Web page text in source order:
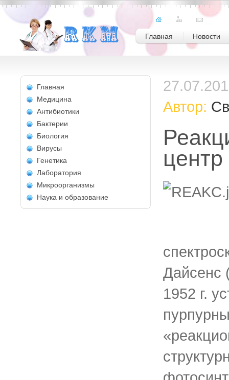
Главная Новости
Главная
Медицина
Антибиотики
Бактерии
Биология
Вирусы
Генетика
Лаборатория
Микроорганизмы
Наука и образование
Автор:
центр
Дайсенс
1952 г.